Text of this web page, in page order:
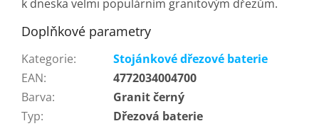
k dneska velmi populárním granitovým dřezům.
Doplňkové parametry
Kategorie:
Stojánkové dřezové baterie
EAN:
4772034004700
Barva:
Granit černý
Typ:
Dřezová baterie